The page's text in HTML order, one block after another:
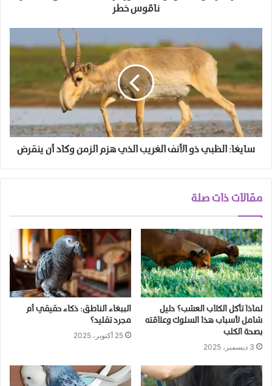
ناقوس خطر
سايغا: الظبي ذو الأنف الغريب الذي هزم الزمن وكاد أن ينقرض
مقالات ذات صلة
لماذا تأكل الكلاب العشب؟ دليل
شامل لأسباب هذا السلوك وعلاقته
بصحة الكلب
3 ديسمبر، 2025
الببغاء الناطق: ذكاء حقيقي أم
مجرد تقليد؟
25 أكتوبر، 2025